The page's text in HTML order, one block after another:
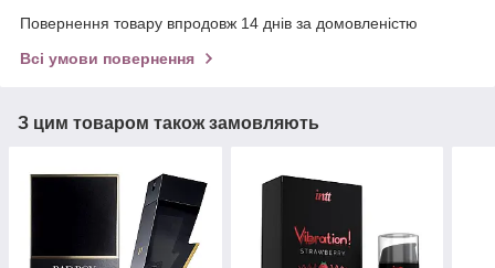
Повернення товару впродовж 14 днів за домовленістю
Всі умови повернення
З цим товаром також замовляють